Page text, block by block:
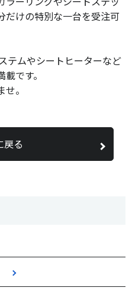
だけの特別な一台を受注可
テムやシートヒーターなど
です。
。
戻る